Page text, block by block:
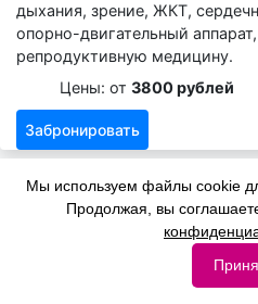
дыхания, зрение, ЖКТ,
опорно-двигательный
репродуктивную медицину.
Цены: от 3800 рублей
Забронировать
Санатории Башкирии
Мы используем файлы cookie
Продолжая, вы